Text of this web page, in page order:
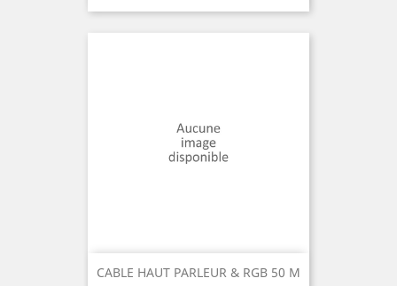
CABLE HAUT PARLEUR & RGB 50 M